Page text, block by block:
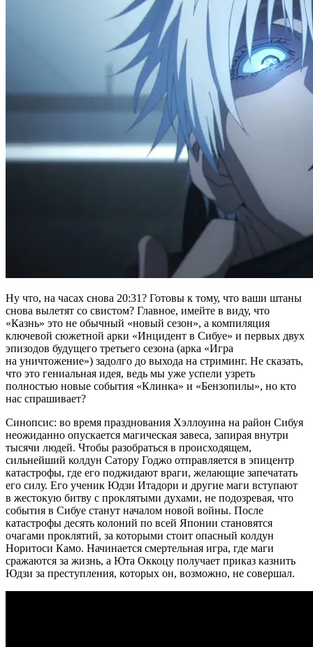
Ну что, на часах снова 20:31? Готовы к тому, что ваши штаны
снова вылетят со свистом? Главное, имейте в виду, что
«Казнь» это не обычный «новый сезон», а компиляция
ключевой сюжетной арки «Инцидент в Сибуе» и первых двух
эпизодов будущего третьего сезона (арка «Игра
на уничтожение») задолго до выхода на стриминг. Не сказать,
что это гениальная идея, ведь мы уже успели узреть
полностью новые события «Клинка» и «Бензопилы», но кто
нас спрашивает?
Синопсис: во время празднования Хэллоуина на район Сибуя
неожиданно опускается магическая завеса, запирая внутри
тысячи людей. Чтобы разобраться в происходящем,
сильнейший колдун Сатору Годжо отправляется в эпицентр
катастрофы, где его поджидают враги, желающие запечатать
его силу. Его ученик Юдзи Итадори и другие маги вступают
в жестокую битву с проклятыми духами, не подозревая, что
события в Сибуе станут началом новой войны. После
катастрофы десять колоний по всей Японии становятся
очагами проклятий, за которыми стоит опасный колдун
Норитоси Камо. Начинается смертельная игра, где маги
сражаются за жизнь, а Юта Оккоцу получает приказ казнить
Юдзи за преступления, которых он, возможно, не совершал.